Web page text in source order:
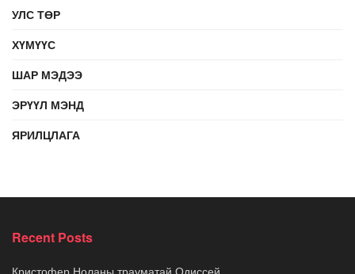
УЛС ТӨР
ХҮМҮҮС
ШАР МЭДЭЭ
ЭРҮҮЛ МЭНД
ЯРИЛЦЛАГА
Recent Posts